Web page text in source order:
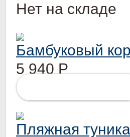
Нет на складе
Бамбуковый
5 940 Р
Пляжная